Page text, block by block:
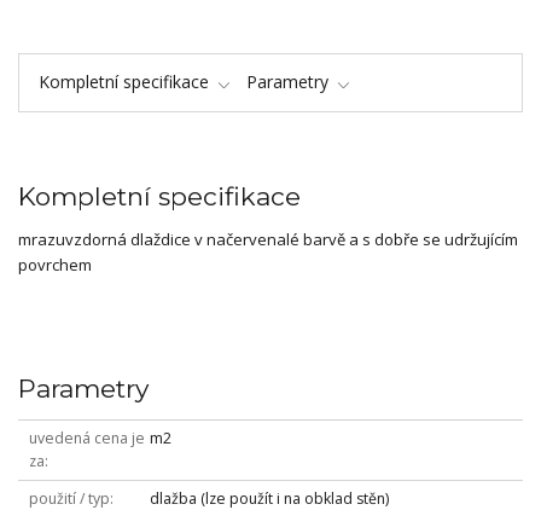
Kompletní specifikace Parametry
Kompletní specifikace
mrazuvzdorná dlaždice v načervenalé barvě a s dobře se udržujícím
povrchem
Parametry
uvedená cena je
za
m2
použití / typ
dlažba (lze použít i na obklad stěn)